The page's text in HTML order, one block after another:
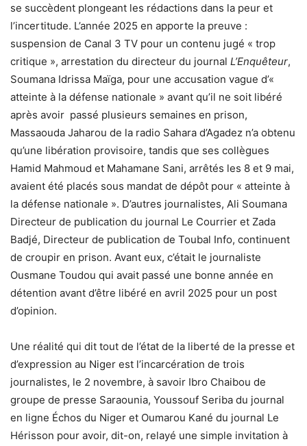
se succèdent plongeant les rédactions dans la peur et
l’incertitude. L’année 2025 en apporte la preuve :
suspension de Canal 3 TV pour un contenu jugé « trop
critique », arrestation du directeur du journal L’Enquêteur,
Soumana Idrissa Maïga, pour une accusation vague d’«
atteinte à la défense nationale » avant qu’il ne soit libéré
après avoir passé plusieurs semaines en prison,
Massaouda Jaharou de la radio Sahara d’Agadez n’a obtenu
qu’une libération provisoire, tandis que ses collègues
Hamid Mahmoud et Mahamane Sani, arrêtés les 8 et 9 mai,
avaient été placés sous mandat de dépôt pour « atteinte à
la défense nationale ». D’autres journalistes, Ali Soumana
Directeur de publication du journal Le Courrier et Zada
Badjé, Directeur de publication de Toubal Info, continuent
de croupir en prison. Avant eux, c’était le journaliste
Ousmane Toudou qui avait passé une bonne année en
détention avant d’être libéré en avril 2025 pour un post
d’opinion.
Une réalité qui dit tout de l’état de la liberté de la presse et
d’expression au Niger est l’incarcération de trois
journalistes, le 2 novembre, à savoir Ibro Chaibou de
groupe de presse Saraounia, Youssouf Seriba du journal
en ligne Échos du Niger et Oumarou Kané du journal Le
Hérisson pour avoir, dit-on, relayé une simple invitation à